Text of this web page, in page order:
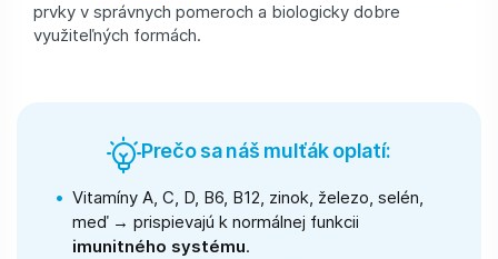
prvky v správnych pomeroch a biologicky dobre
využiteľných formách.
Prečo sa náš mulťák oplatí:
Vitamíny A, C, D, B6, B12, zinok, železo, selén,
meď → prispievajú k normálnej funkcii
imunitného systému.